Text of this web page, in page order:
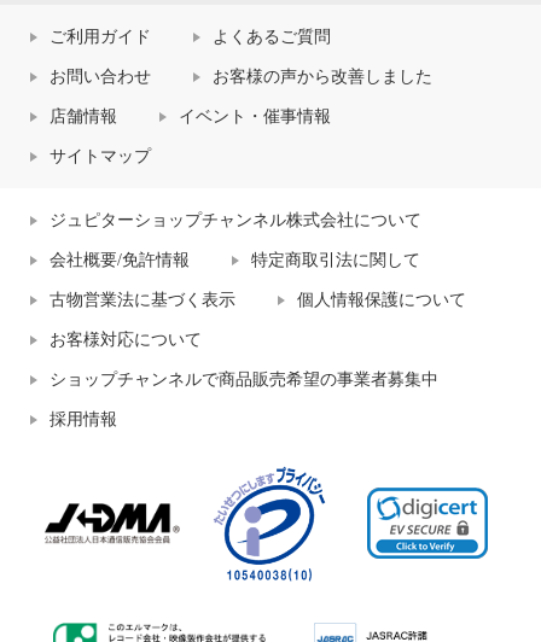
ご利用ガイド よくあるご質問
お問い合わせ お客様の声から改善しました
店舗情報 イベント・催事情報
サイトマップ
ジュピターショップチャンネル株式会社について
会社概要/免許情報 特定商取引法に関して
古物営業法に基づく表示 個人情報保護について
お客様対応について
ショップチャンネルで商品販売希望の事業者募集中
採用情報